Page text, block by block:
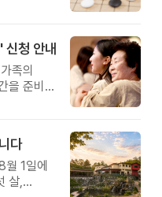
신청 안내
족의
을 준비해
다
1일에
살,